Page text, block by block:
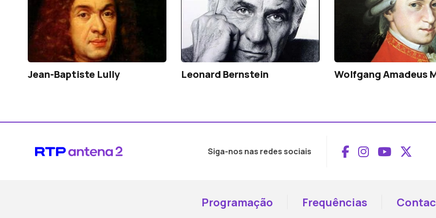
Jean-Baptiste Lully Leonard Bernstein Wolfgang Amadeus
Siga-nos nas redes sociais Aceder ao
Aceder ao
Aceder
Programação Frequências